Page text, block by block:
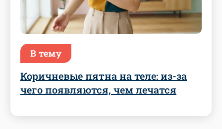
В тему
Коричневые пятна на теле: из-за
чего появляются, чем лечатся